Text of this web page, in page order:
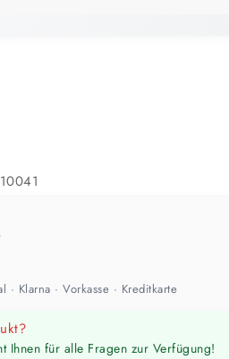
je nach Untergrund und Werkzeug
· Klarna · Vorkasse · Kreditkarte
Ihnen für alle Fragen zur Verfügung!